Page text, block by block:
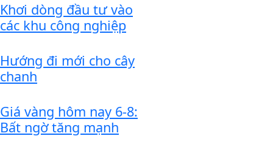
Khơi dòng đầu tư vào
các khu công nghiệp
Hướng đi mới cho cây
chanh
Giá vàng hôm nay 6-8:
Bất ngờ tăng mạnh